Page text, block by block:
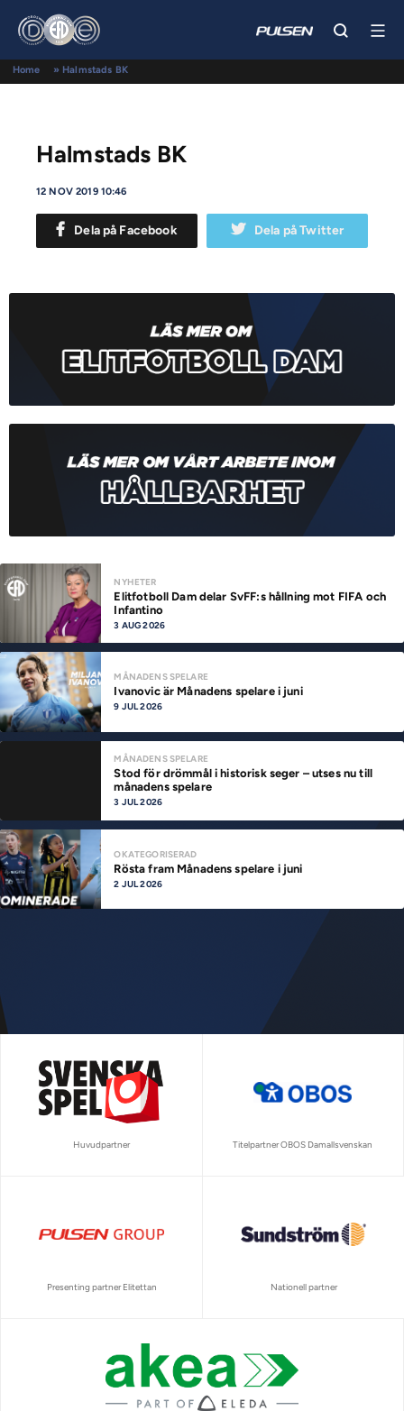
Home » Halmstads BK
Halmstads BK
12 NOV 2019 10:46
Dela på Facebook Dela på Twitter
NYHETER
Elitfotboll Dam delar SvFF:s hållning mot FIFA och
Infantino
3 AUG 2026
MÅNADENS SPELARE
Ivanovic är Månadens spelare i juni
9 JUL 2026
MÅNADENS SPELARE
Stod för drömmål i historisk seger – utses nu till
månadens spelare
3 JUL 2026
OKATEGORISERAD
Rösta fram Månadens spelare i juni
2 JUL 2026
Huvudpartner Titelpartner OBOS Damallsvenskan
Presenting partner Elitettan Nationell partner